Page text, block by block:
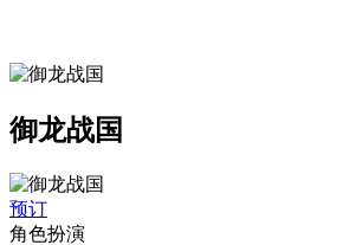
御龙战国
预订
角色扮演